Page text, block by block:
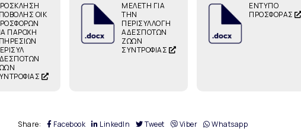
ΟΙΚ
ΠΑΡΟΧΗ
ΜΕΛΕΤΗ ΓΙΑ
ΤΗΝ
ΠΕΡΙΣΥΛΛΟΓΗ
ΑΔΕΣΠΟΤΩΝ
ΖΩΩΝ
ΣΥΝΤΡΟΦΙΑΣ
ΕΝΤΥΠΟ
ΠΡΟΣΦΟΡΑΣ
Share: Facebook LinkedIn Tweet Viber Whatsapp